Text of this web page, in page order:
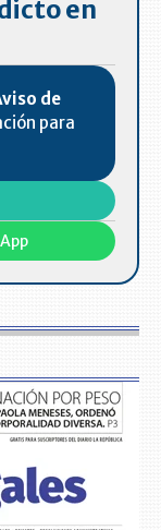
en
de
para